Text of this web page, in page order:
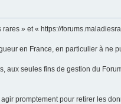
» et « https://
en France, en particulier à ne
aux seules fins de gestion du
promptement pour retirer les